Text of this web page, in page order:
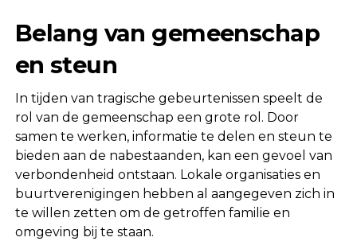
Belang van gemeenschap
en steun
In tijden van tragische gebeurtenissen speelt de
rol van de gemeenschap een grote rol. Door
samen te werken, informatie te delen en steun te
bieden aan de nabestaanden, kan een gevoel van
verbondenheid ontstaan. Lokale organisaties en
buurtverenigingen hebben al aangegeven zich in
te willen zetten om de getroffen familie en
omgeving bij te staan.